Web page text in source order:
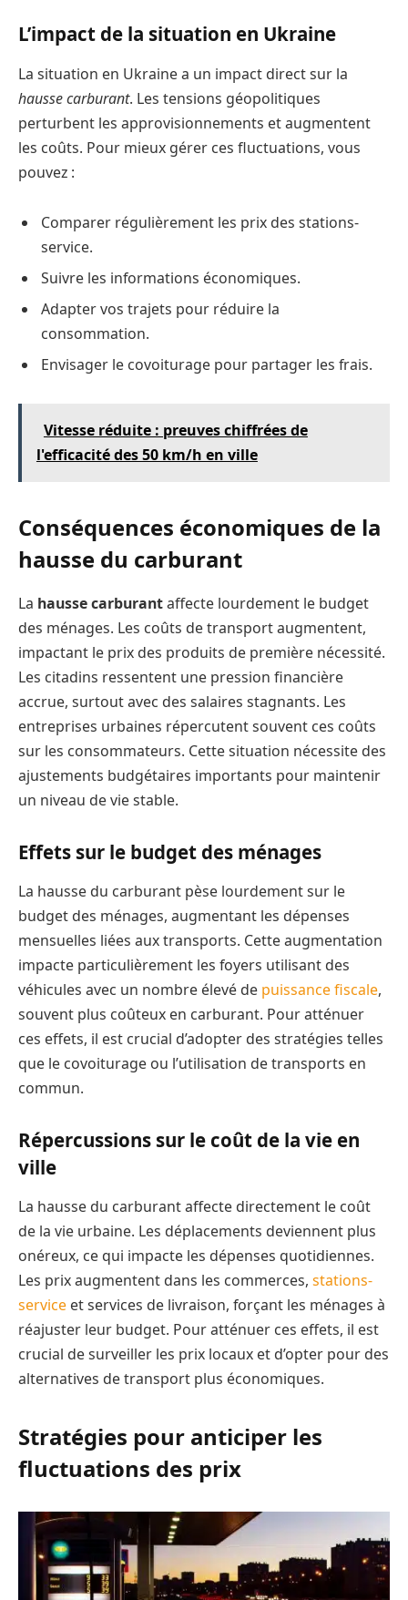
L’impact de la situation en Ukraine
La situation en Ukraine a un impact direct sur la
hausse carburant. Les tensions géopolitiques
perturbent les approvisionnements et augmentent
les coûts. Pour mieux gérer ces fluctuations, vous
pouvez :
Comparer régulièrement les prix des stations-
service.
Suivre les informations économiques.
Adapter vos trajets pour réduire la
consommation.
Envisager le covoiturage pour partager les frais.
Vitesse réduite : preuves chiffrées de
l'efficacité des 50 km/h en ville
Conséquences économiques de la
hausse du carburant
La hausse carburantaffecte lourdement le budget
des ménages. Les coûts de transport augmentent,
impactant le prix des produits de première nécessité.
Les citadins ressentent une pression financière
accrue, surtout avec des salaires stagnants. Les
entreprises urbaines répercutent souvent ces coûts
sur les consommateurs. Cette situation nécessite des
ajustements budgétaires importants pour maintenir
un niveau de vie stable.
Effets sur le budget des ménages
La hausse du carburant pèse lourdement sur le
budget des ménages, augmentant les dépenses
mensuelles liées aux transports. Cette augmentation
impacte particulièrement les foyers utilisant des
véhicules avec un nombre élevé de puissance fiscale,
souvent plus coûteux en carburant. Pour atténuer
ces effets, il est crucial d’adopter des stratégies telles
que le covoiturage ou l’utilisation de transports en
commun.
Répercussions sur le coût de la vie en
ville
La hausse du carburant affecte directement le coût
de la vie urbaine. Les déplacements deviennent plus
onéreux, ce qui impacte les dépenses quotidiennes.
Les prix augmentent dans les commerces, stations-
service et services de livraison, forçant les ménages à
réajuster leur budget. Pour atténuer ces effets, il est
crucial de surveiller les prix locaux et d’opter pour des
alternatives de transport plus économiques.
Stratégies pour anticiper les
fluctuations des prix